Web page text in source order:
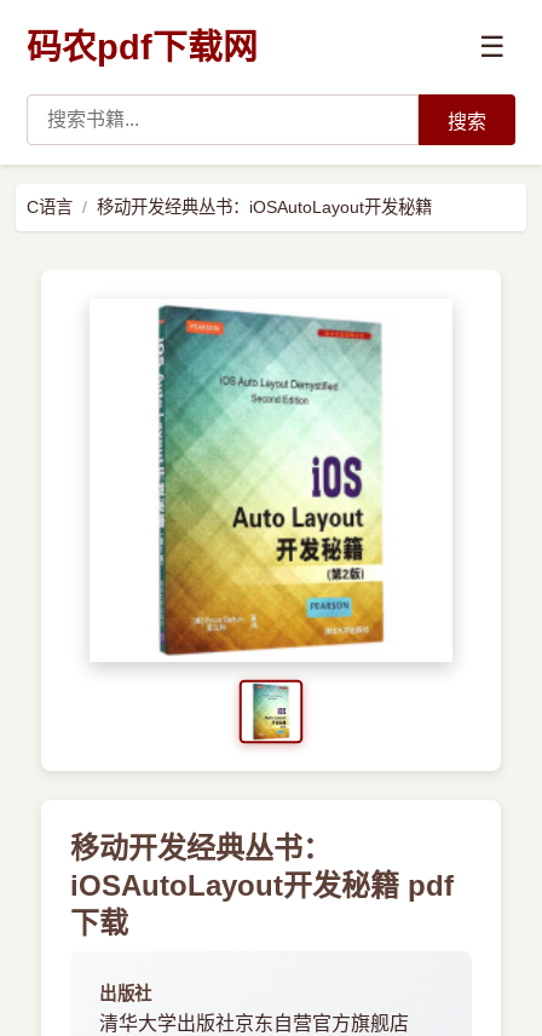
码农pdf下载网 ☰
预订书籍
搜索
C语言 移动开发经典丛书：iOSAutoLayout开发秘籍
移动开发经典丛书：
iOSAutoLayout开发秘籍 pdf
下载
出版社
清华大学出版社京东自营官方旗舰店